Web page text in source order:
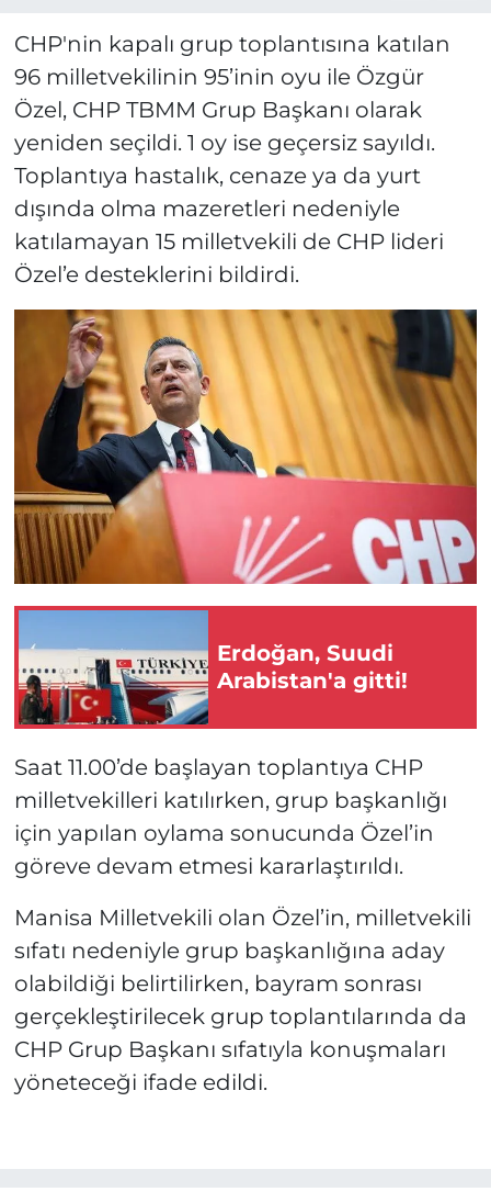
CHP'nin kapalı grup toplantısına katılan
96 milletvekilinin 95’inin oyu ile Özgür
Özel, CHP TBMM Grup Başkanı olarak
yeniden seçildi. 1 oy ise geçersiz sayıldı.
Toplantıya hastalık, cenaze ya da yurt
dışında olma mazeretleri nedeniyle
katılamayan 15 milletvekili de CHP lideri
Özel’e desteklerini bildirdi.
Erdoğan, Suudi
Arabistan'a gitti!
Saat 11.00’de başlayan toplantıya CHP
milletvekilleri katılırken, grup başkanlığı
için yapılan oylama sonucunda Özel’in
göreve devam etmesi kararlaştırıldı.
Manisa Milletvekili olan Özel’in, milletvekili
sıfatı nedeniyle grup başkanlığına aday
olabildiği belirtilirken, bayram sonrası
gerçekleştirilecek grup toplantılarında da
CHP Grup Başkanı sıfatıyla konuşmaları
yöneteceği ifade edildi.